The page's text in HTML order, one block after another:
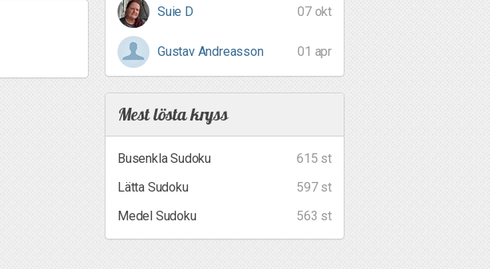
Suie D 07 okt
Gustav Andreasson 01 apr
Mest lösta kryss
Busenkla Sudoku
615 st
Lätta Sudoku
597 st
Medel Sudoku
563 st